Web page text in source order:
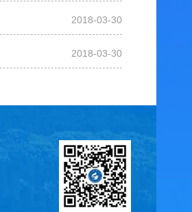
2018-03-30
2018-03-30